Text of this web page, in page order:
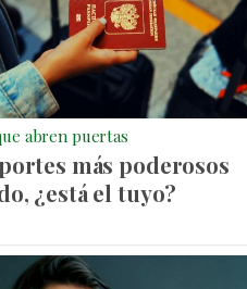
abren puertas
más poderosos
¿está el tuyo?